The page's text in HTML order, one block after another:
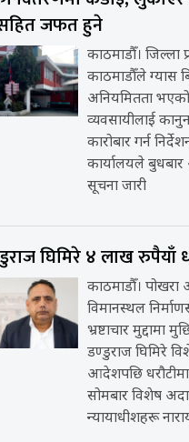
जफत हुने
काठमाडौँ। जिल्ला
काठमाडौँले ग्यास
अनियमितता
व्यवसायीलाई
कारोबार गर्न
कार्यालयले
सूचना जारी
घिमिरे ४ लाख रुपैयाँ
काठमाडौँ। पोखरा
विमानस्थल
भ्रष्टाचार मुद्दामा
डण्डुराज घिमिरे
आदेशपछि
सोमबार विशेष
न्यायाधीशहरू